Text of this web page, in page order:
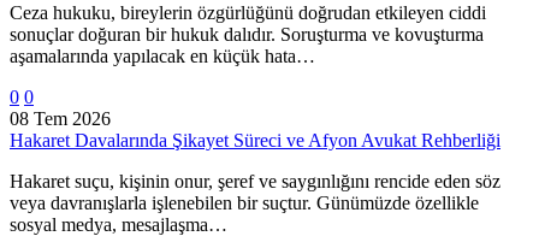
Ceza hukuku, bireylerin özgürlüğünü doğrudan etkileyen ciddi
sonuçlar doğuran bir hukuk dalıdır. Soruşturma ve kovuşturma
aşamalarında yapılacak en küçük hata…
0 0
08 Tem 2026
Hakaret Davalarında Şikayet Süreci ve Afyon Avukat Rehberliği
Hakaret suçu, kişinin onur, şeref ve saygınlığını rencide eden söz
veya davranışlarla işlenebilen bir suçtur. Günümüzde özellikle
sosyal medya, mesajlaşma…